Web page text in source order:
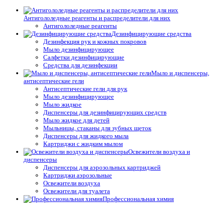
Антигололедные реагенты и распределители для них
Антигололедные реагенты
Дезинфицирующие средства
Дезинфекция рук и кожных покровов
Мыло дезинфицирующее
Салфетки дезинфицирующие
Средства для дезинфекции
Мыло и диспенсеры,
антисептические гели
Антисептические гели для рук
Мыло дезинфицирующее
Мыло жидкое
Диспенсеры для дезинфицирующих средств
Мыло жидкое для детей
Мыльницы, стаканы для зубных щеток
Диспенсеры для жидкого мыла
Картриджи с жидким мылом
Освежители воздуха и
диспенсеры
Диспенсеры для аэрозольных картриджей
Картриджи аэрозольные
Освежители воздуха
Освежители для туалета
Профессиональная химия